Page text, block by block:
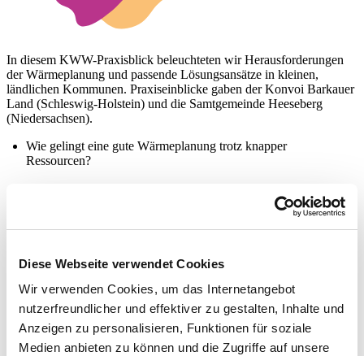
Diese Webseite verwendet Cookies
Wir verwenden Cookies, um das Internetangebot
nutzerfreundlicher und effektiver zu gestalten, Inhalte und
Anzeigen zu personalisieren, Funktionen für soziale
Medien anbieten zu können und die Zugriffe auf unsere
In diesem KWW-Praxisblick beleuchteten wir Herausforderungen
der Wärmeplanung und passende Lösungsansätze in kleinen,
ländlichen Kommunen. Praxiseinblicke gaben der Konvoi Barkauer
Land (Schleswig-Holstein) und die Samtgemeinde Heeseberg
(Niedersachsen).
Wie gelingt eine gute Wärmeplanung trotz knapper
Ressourcen?
Gibt es eine Option für Wärmenetze oder wird die
Berichtet wurde über die Planungsschritte und (Zwischen)-
Ergebnisse aus dem Wärmeplan. Auch erste Überlegungen zur
Umsetzung der Wärmeplanung wurden angeschnitten und
diskutiert. Zudem wurden Erfahrungen im Hinblick auf die
Gründung einer Wärmegenossenschaft, die Erschließung von
Erneuerbaren Wärmepotenzialen sowie die Information und